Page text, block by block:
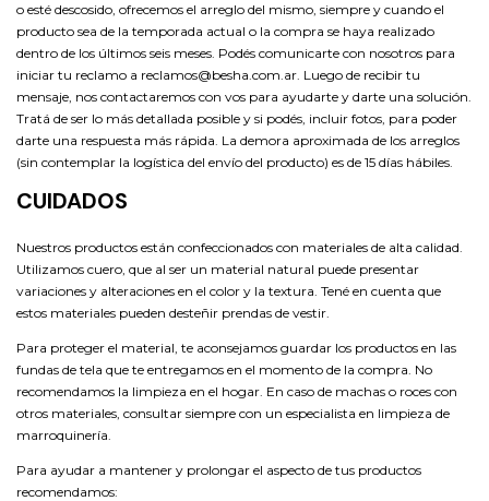
o esté descosido, ofrecemos el arreglo del mismo, siempre y cuando el
producto sea de la temporada actual o la compra se haya realizado
dentro de los últimos seis meses. Podés comunicarte con nosotros para
iniciar tu reclamo a reclamos@besha.com.ar. Luego de recibir tu
mensaje, nos contactaremos con vos para ayudarte y darte una solución.
Tratá de ser lo más detallada posible y si podés, incluir fotos, para poder
darte una respuesta más rápida. La demora aproximada de los arreglos
(sin contemplar la logística del envío del producto) es de 15 días hábiles.
CUIDADOS
Nuestros productos están confeccionados con materiales de alta calidad.
Utilizamos cuero, que al ser un material natural puede presentar
variaciones y alteraciones en el color y la textura. Tené en cuenta que
estos materiales pueden desteñir prendas de vestir.
Para proteger el material, te aconsejamos guardar los productos en las
fundas de tela que te entregamos en el momento de la compra. No
recomendamos la limpieza en el hogar. En caso de machas o roces con
otros materiales, consultar siempre con un especialista en limpieza de
marroquinería.
Para ayudar a mantener y prolongar el aspecto de tus productos
recomendamos: